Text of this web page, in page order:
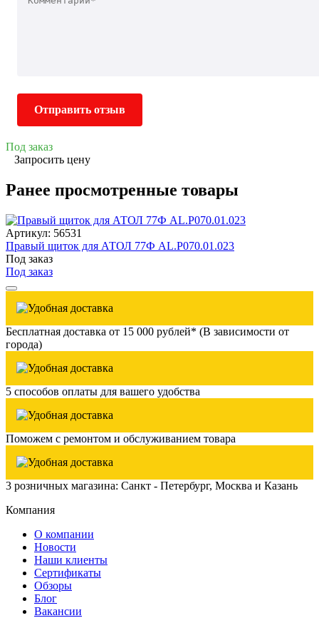
Отправить отзыв
Под заказ
Запросить цену
Ранее просмотренные товары
Артикул: 56531
Правый щиток для АТОЛ 77Ф AL.P070.01.023
Под заказ
Под заказ
Бесплатная доставка от 15 000 рублей* (В зависимости от
города)
5 способов оплаты для вашего удобства
Поможем с ремонтом и обслуживанием товара
3 розничных магазина: Санкт - Петербург, Москва и Казань
Компания
О компании
Новости
Наши клиенты
Сертификаты
Обзоры
Блог
Вакансии